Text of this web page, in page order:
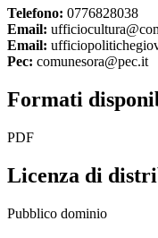
Telefono: 0776828038
Email:
Email:
Pec: comunesora@pec.it
Formati
PDF
Licenza di
Pubblico dominio